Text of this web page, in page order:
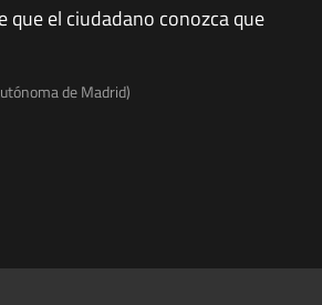
que el ciudadano conozca que
de Madrid)